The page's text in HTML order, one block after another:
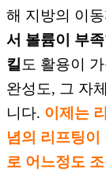
해 지 방의 이동
서 볼륨이 부
킬 도 활용이
완성도, 그 자
니다. 이제는
념의 리프팅
로 어느정도